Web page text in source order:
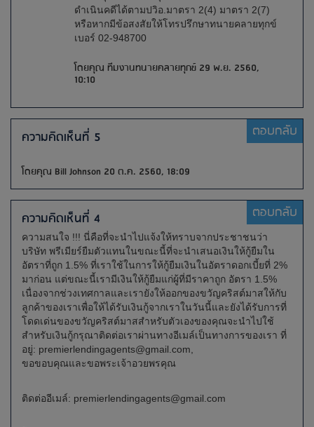
ดำเนินคดีได้ตามปวิอ.มาตรา 2(4) มาตรา 2(7)
หรือหากมีข้อสงสัยให้โทรปรึกษาทนายคลายทุกข์
เบอร์ 02-948700
โดยคุณ ทีมงานทนายคลายทุกข์ 29 พ.ย. 2560,
10:10
ความคิดเห็นที่ 5 ตอบกลับ
โดยคุณ Bill Johnson 20 ต.ค. 2560, 18:09
ความคิดเห็นที่ 4 ตอบกลับ
ความสนใจ !!! นี่คือที่จะนำไปแจ้งให้ทราบจากประชาชนว่า
บริษัท พรีเมียร์ยืมตัวแทนในขณะนี้ที่จะนำเสนอเงินให้กู้ยืมใน
อัตราที่ถูก 1.5% ที่เราใช้ในการให้กู้ยืมเงินในอัตราดอกเบี้ยที่ 2%
มาก่อน แต่ขณะนี้เรามีเงินให้กู้ยืมแก่ผู้ที่มีราคาถูก อัตรา 1.5%
เนื่องจากช่วงเทศกาลและเรายังให้ออกของขวัญคริสต์มาสให้กับ
ลูกค้าของเราเพื่อให้ได้รับเงินกู้จากเราในวันนี้และยังได้รับการที่
โดดเด่นของขวัญคริสต์มาสสำหรับตัวเองของคุณจะนำไปใช้
สำหรับเงินกู้กรุณาติดต่อเราผ่านทางอีเมล์เป็นทางการของเรา ที่
อยู่: premierlendingagents@gmail.com
ขอขอบคุณและขอพระเจ้าอวยพรคุณ
ติดต่ออีเมล์: premierlendingagents@gmail.com